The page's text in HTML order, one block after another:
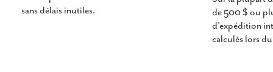
sans délais inutiles.
de 500 $ ou
d'expédition
calculés lors